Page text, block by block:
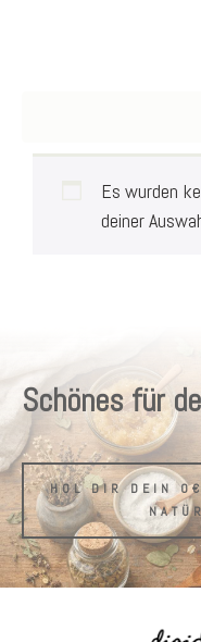
Es wurden
deiner
Schönes für
HOL DIR DEIN